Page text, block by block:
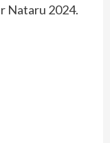
Nataru 2024.